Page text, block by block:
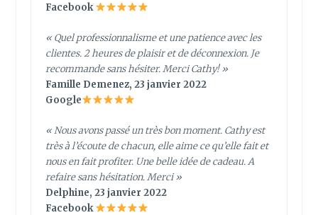
Facebook
«Quel professionnalisme et une patience avec les
clientes. 2 heures de plaisir et de déconnexion. Je
recommande sans hésiter. Merci Cathy!»
Famille Demenez, 23 janvier 2022
Google
« Nous avons passé un très bon moment. Cathy est
très à l’écoute de chacun, elle aime ce qu’elle fait et
nous en fait profiter. Une belle idée de cadeau. A
refaire sans hésitation. Merci »
Delphine, 23 janvier 2022
Facebook